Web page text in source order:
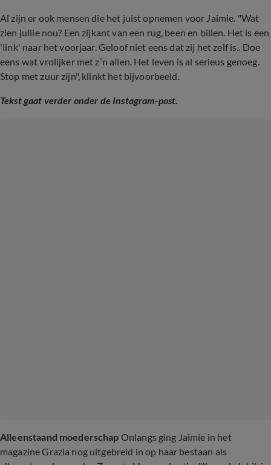
Al zijn er ook mensen die het juist opnemen voor Jaimie. "Wat
zien jullie nou? Een zijkant van een rug, been en billen. Het is een
'link' naar het voorjaar. Geloof niet eens dat zij het zelf is.. Doe
eens wat vrolijker met z’n allen. Het leven is al serieus genoeg.
Stop met zuur zijn", klinkt het bijvoorbeeld.
Tekst gaat verder onder de Instagram-post.
Alleenstaand moederschap Onlangs ging Jaimie in het
magazine Grazia nog uitgebreid in op haar bestaan als